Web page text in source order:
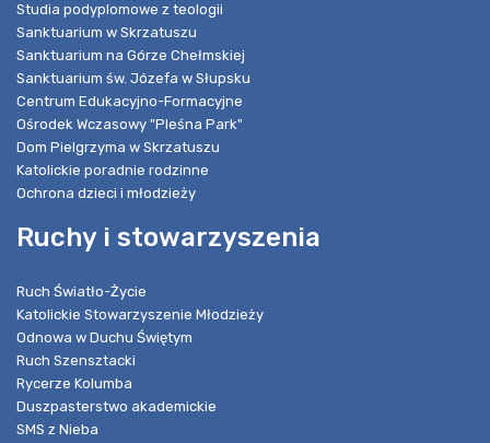
Studia podyplomowe z teologii
Sanktuarium w Skrzatuszu
Sanktuarium na Górze Chełmskiej
Sanktuarium św. Józefa w Słupsku
Centrum Edukacyjno-Formacyjne
Ośrodek Wczasowy "Pleśna Park"
Dom Pielgrzyma w Skrzatuszu
Katolickie poradnie rodzinne
Ochrona dzieci i młodzieży
Ruchy i stowarzyszenia
Ruch Światło-Życie
Katolickie Stowarzyszenie Młodzieży
Odnowa w Duchu Świętym
Ruch Szensztacki
Rycerze Kolumba
Duszpasterstwo akademickie
SMS z Nieba